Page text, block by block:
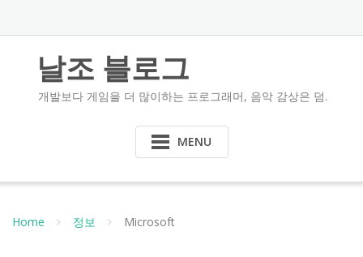
날조 블로그
개발보다 게임을 더 많이하는 프로그래머, 음악 감상은 덤.
MENU
Home 정보 Microsoft